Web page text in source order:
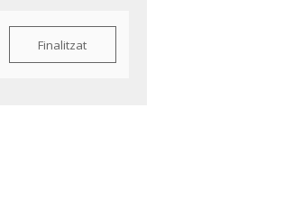
Finalitzat